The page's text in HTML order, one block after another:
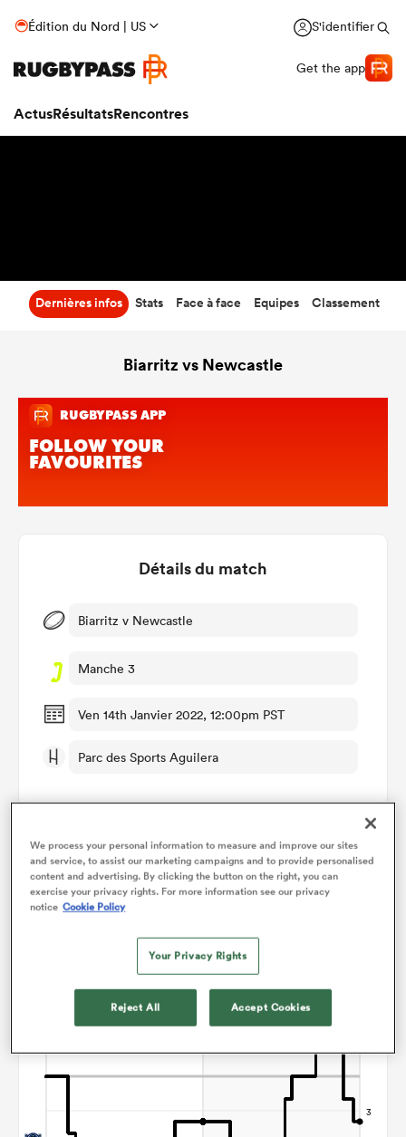
Édition du Nord | US S'identifier
Get the app
ActusRésultatsRencontres
Dernières infos Stats Face à face Equipes Classement
Biarritz vs Newcastle
Détails du match
Biarritz v Newcastle
Manche 3
Ven 14th Janvier 2022, 12:00pm PST
Parc des Sports Aguilera
Graphique d'évolution des points
We process your personal information to measure and improve our sites
and service, to assist our marketing campaigns and to provide personalised
content and advertising. By clicking the button on the right, you can
exercise your privacy rights. For more information see our privacy
notice Cookie Policy
Your Privacy Rights
Reject All Accept Cookies